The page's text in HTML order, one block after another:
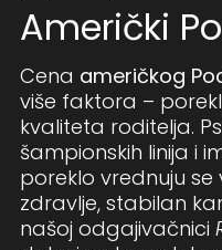
Američki
Cena američkog
više faktora –
kvaliteta roditelja.
šampionskih linija i
poreklo vrednuju se
zdravlje, stabilan
našoj odgajivačnici